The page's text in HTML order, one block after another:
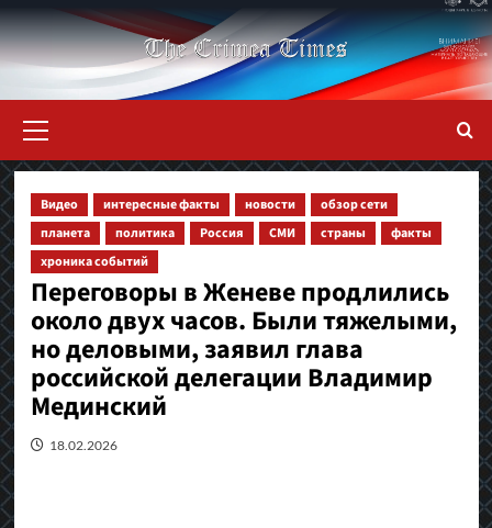
Перейти
к
содержимому
меню
Видео интересные факты новости
обзор сети
планета
политика Россия СМИ страны
факты
хроника событий
Переговоры в Женеве продлились
около двух часов. Были тяжелыми,
но деловыми, заявил глава
российской делегации Владимир
Мединский
18.02.2026